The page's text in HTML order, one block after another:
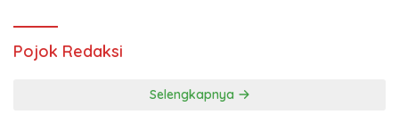
Pojok Redaksi
Selengkapnya